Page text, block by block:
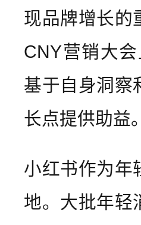
现品牌增长的
CNY营销大
基于自身洞察
长点提供助益。
小红书作为年
地。大批年轻